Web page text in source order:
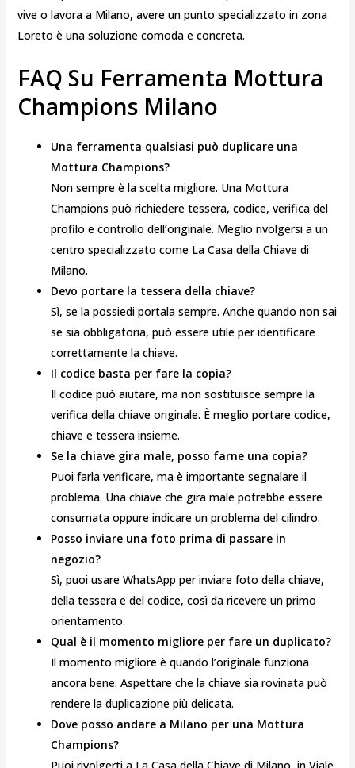
vive o lavora a Milano, avere un punto specializzato in zona
Loreto è una soluzione comoda e concreta.
FAQ Su Ferramenta Mottura
Champions Milano
Una ferramenta qualsiasi può duplicare una
Mottura Champions?
Non sempre è la scelta migliore. Una Mottura
Champions può richiedere tessera, codice, verifica del
profilo e controllo dell’originale. Meglio rivolgersi a un
centro specializzato come La Casa della Chiave di
Milano.
Devo portare la tessera della chiave?
Sì, se la possiedi portala sempre. Anche quando non sai
se sia obbligatoria, può essere utile per identificare
correttamente la chiave.
Il codice basta per fare la copia?
Il codice può aiutare, ma non sostituisce sempre la
verifica della chiave originale. È meglio portare codice,
chiave e tessera insieme.
Se la chiave gira male, posso farne una copia?
Puoi farla verificare, ma è importante segnalare il
problema. Una chiave che gira male potrebbe essere
consumata oppure indicare un problema del cilindro.
Posso inviare una foto prima di passare in
negozio?
Sì, puoi usare WhatsApp per inviare foto della chiave,
della tessera e del codice, così da ricevere un primo
orientamento.
Qual è il momento migliore per fare un duplicato?
Il momento migliore è quando l’originale funziona
ancora bene. Aspettare che la chiave sia rovinata può
rendere la duplicazione più delicata.
Dove posso andare a Milano per una Mottura
Champions?